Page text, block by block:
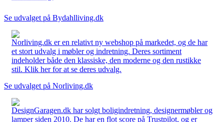
Se udvalget på Bydahlliving.dk
Norliving.dk er en relativt ny webshop på markedet, og de har
et stort udvalg i møbler og indretning. Deres sortiment
indeholder både den klassiske, den moderne og den rustikke
stil. Klik her for at se deres udvalg.
Se udvalget på Norliving.dk
DesignGaragen.dk har solgt boligindretning, designermøbler og
lamper siden 2010. De har en flot score på Trustpilot, og er